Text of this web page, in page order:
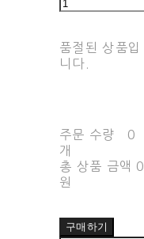
품절된 상품입
니다.
주문 수량
0
개
총 상품 금액 0
원
구매하기